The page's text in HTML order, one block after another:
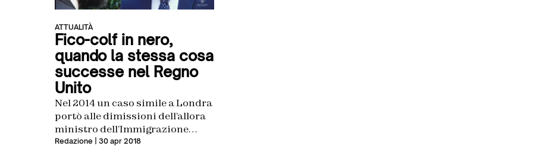
ATTUALITÀ
Fico-colf in nero,
quando la stessa cosa
successe nel Regno
Unito
Nel 2014 un caso simile a Londra
portò alle dimissioni dell’allora
ministro dell’Immigrazione
Mark Harper
Redazione | 30 apr 2018